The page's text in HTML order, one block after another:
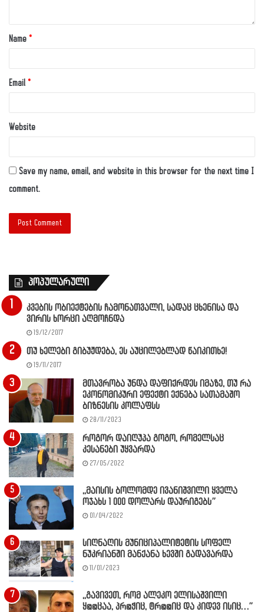
Name *
Email *
Website
Save my name, email, and website in this browser for the next time I
comment.
პოპულარული
კვების ობიექტების ჩამონათვალი, სადაც ცხენისა და
ვირის ხორცი აღმოჩნდა
19/12/2017
თუ ხელები გიბუჟდება, ეს აუცილებლად წაიკითხე!
19/11/2017
მთავრობა უნდა დაფიქრდეს იმაზე, თუ რა
ეკონომიკური ეფექტი ექნება სათამაშო
ბიზნესის კოლაფსს
28/11/2023
როგორ დაიღუპა გოგო, რომელსაც
კესანები უყვარდა
27/05/2022
,,მაისის ბოლომდე ივანიშვილი ყველა
ოჯახს 1 000 დოლარს დაურიგებს”
01/04/2022
სიღნაღის მუნიციპალიტეტის სოფელ
ნუკრიანში მანქანა ხევში გადავარდა
11/01/2023
,,გავივეთ, რომ ალეკო ელისაშვილი
ყ@@ცაა, პრ@ჭიც, ტრ@@იც და კიდევ ისიც…”